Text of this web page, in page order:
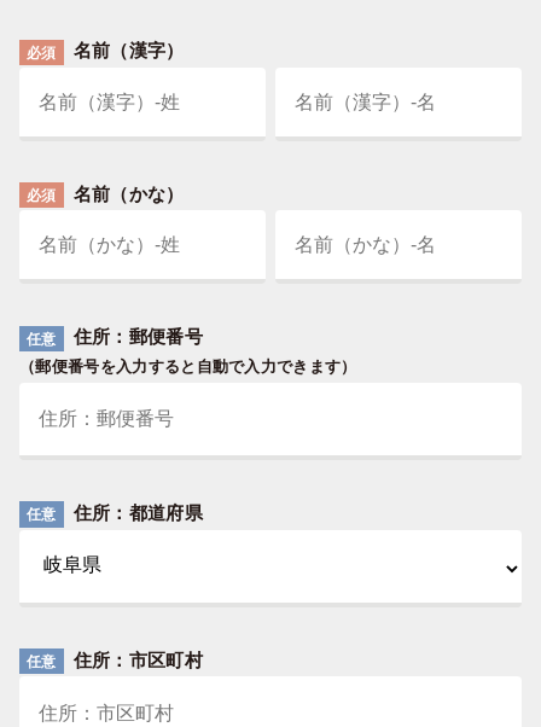
必須 名前（漢字）
必須 名前（かな）
任意 住所：郵便番号
（郵便番号を入力すると自動で入力できます）
任意 住所：都道府県
任意 住所：市区町村